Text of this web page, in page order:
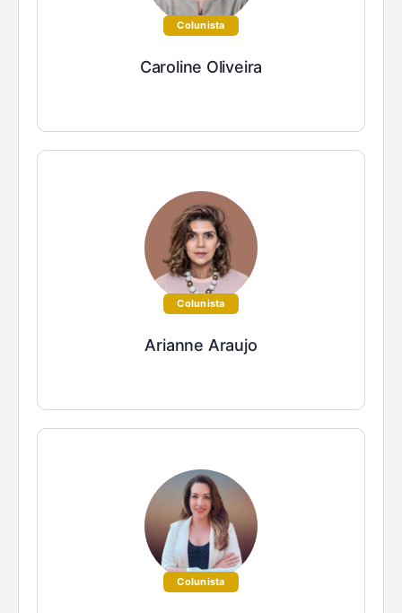
Colunista
Caroline Oliveira
Colunista
Arianne Araujo
Colunista